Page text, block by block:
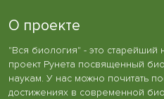
О проекте
"Вся биология" - это старейший
проект Рунета посвященный
наукам. У нас можно почитать
достижениях в современной